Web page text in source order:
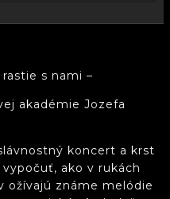
s nami –
akadémie Jozefa
koncert a krst
ako v rukách
ožívajú známe melódie